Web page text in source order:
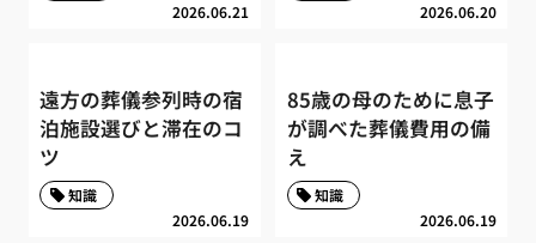
2026.06.21 2026.06.20
遠方の葬儀参列時の宿
泊施設選びと滞在のコ
ツ
2026.06.19
知識
85歳の母のために息子
が調べた葬儀費用の備
え
2026.06.19
知識